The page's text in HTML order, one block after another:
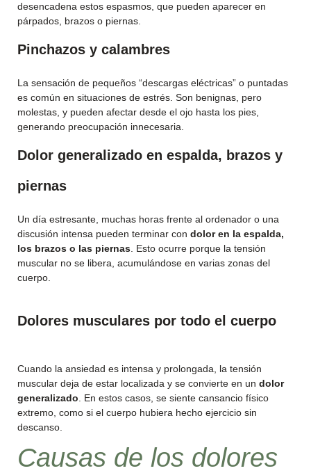
desencadena estos espasmos, que pueden aparecer en
párpados, brazos o piernas.
Pinchazos y calambres
La sensación de pequeños “descargas eléctricas” o puntadas
es común en situaciones de estrés. Son benignas, pero
molestas, y pueden afectar desde el ojo hasta los pies,
generando preocupación innecesaria.
Dolor generalizado en espalda, brazos y
piernas
Un día estresante, muchas horas frente al ordenador o una
discusión intensa pueden terminar con dolor en la espalda,
los brazos o las piernas . Esto ocurre porque la tensión
muscular no se libera, acumulándose en varias zonas del
cuerpo.
Dolores musculares por todo el cuerpo
Cuando la ansiedad es intensa y prolongada, la tensión
muscular deja de estar localizada y se convierte en un dolor
generalizado . En estos casos, se siente cansancio físico
extremo, como si el cuerpo hubiera hecho ejercicio sin
descanso.
Causas de los dolores